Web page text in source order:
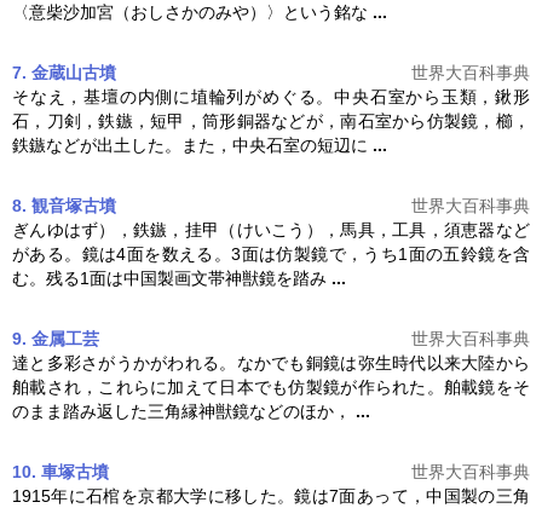
〈意柴沙加宮（おしさかのみや）〉という銘な ...
7. 金蔵山古墳
世界大百科事典
そなえ，基壇の内側に埴輪列がめぐる。中央石室から玉類，鍬形
石，刀剣，鉄鏃，短甲，筒形銅器などが，南石室から仿製鏡 ，櫛，
鉄鏃などが出土した。また，中央石室の短辺に ...
8. 観音塚古墳
世界大百科事典
ぎんゆはず），鉄鏃，挂甲（けいこう），馬具，工具，須恵器など
がある。鏡は4面を数える。3面は仿製鏡で，うち1面の五鈴鏡を含
む。残る1面は中国製画文帯神獣鏡を踏み ...
9. 金属工芸
世界大百科事典
達と多彩さがうかがわれる。なかでも銅鏡は弥生時代以来大陸から
舶載され，これらに加えて日本でも仿製鏡が作られた。舶載鏡をそ
のまま踏み返した三角縁神獣鏡などのほか， ...
10. 車塚古墳
世界大百科事典
1915年に石棺を京都大学に移した。鏡は7面あって，中国製の三角